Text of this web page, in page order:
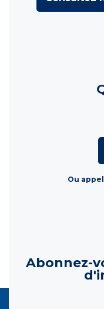
Ou
Abonnez-